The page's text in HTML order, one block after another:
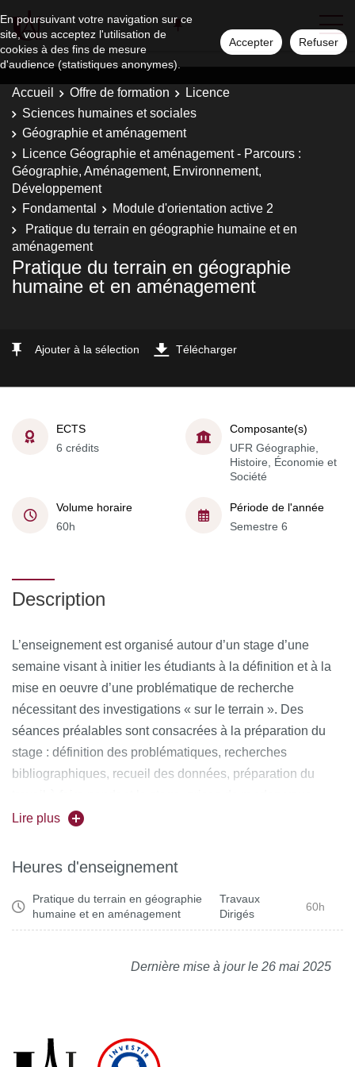
En poursuivant votre navigation sur ce
site, vous acceptez l'utilisation de
cookies à des fins de mesure
d'audience (statistiques anonymes).
Accepter Refuser
Accueil Offre de formation
Licence
Sciences humaines et sociales
Géographie et aménagement
Licence Géographie et aménagement - Parcours :
Géographie, Aménagement, Environnement,
Développement
Fondamental
Module d'orientation active 2
Pratique du terrain en géographie humaine et en
aménagement
Pratique du terrain en géographie
humaine et en aménagement
Ajouter à la sélection Télécharger
ECTS
6 crédits
Composante(s)
UFR Géographie,
Histoire, Économie et
Société
Volume horaire
60h
Période de l'année
Semestre 6
Description
L’enseignement est organisé autour d’un stage d’une
semaine visant à initier les étudiants à la définition et à la
mise en oeuvre d’une problématique de recherche
nécessitant des investigations « sur le terrain ». Des
séances préalables sont consacrées à la préparation du
stage : définition des problématiques, recherches
bibliographiques, recueil des données, préparation du
Ces séances préparatoires ont également pour but de
passation et traitement des entretiens, des questionnaires,
documentaire… Les séances au retour du stage permettent
d’en faire le bilan et de définir en commun les conditions
d'une soutenance orale.
Lire plus
Heures d'enseignement
Pratique du terrain en géographie
humaine et en aménagement
Travaux
Dirigés
60h
Dernière mise à jour le 26 mai 2025